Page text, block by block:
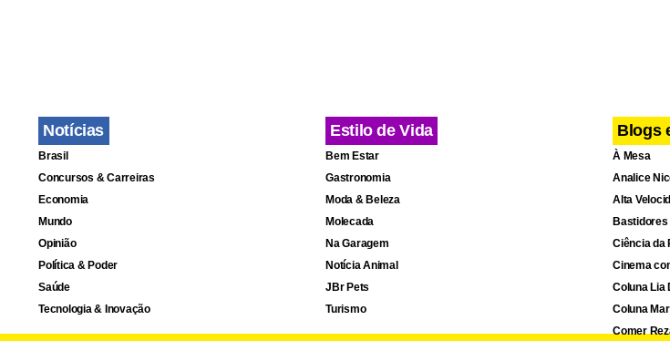
Notícias
Brasil
Concursos & Carreiras
Economia
Mundo
Opinião
Política & Poder
Saúde
Tecnologia & Inovação
Estilo de Vida
Bem Estar
Gastronomia
Moda & Beleza
Molecada
Na Garagem
Notícia Animal
JBr Pets
Turismo
Blogs
À Mesa
Analice
Alta
Bastidores
Ciência da
Cinema
Coluna Lia
Coluna
Comer